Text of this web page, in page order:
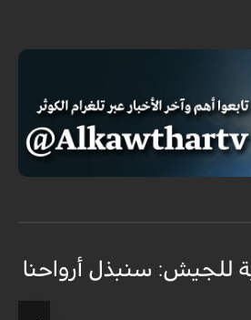
للجيش: سنبذل أرواحنا